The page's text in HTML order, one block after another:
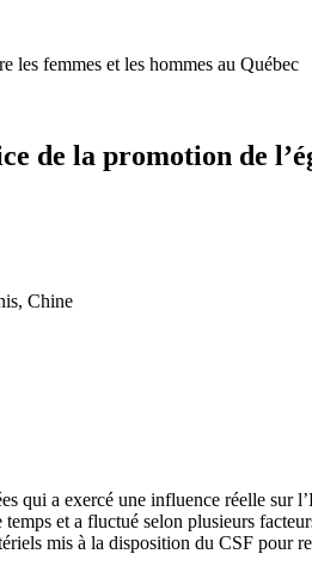
les femmes et les hommes au Québec
de la promotion de
Chine
qui a exercé une influence réelle sur
et a fluctué selon plusieurs
mis à la disposition du CSF pour